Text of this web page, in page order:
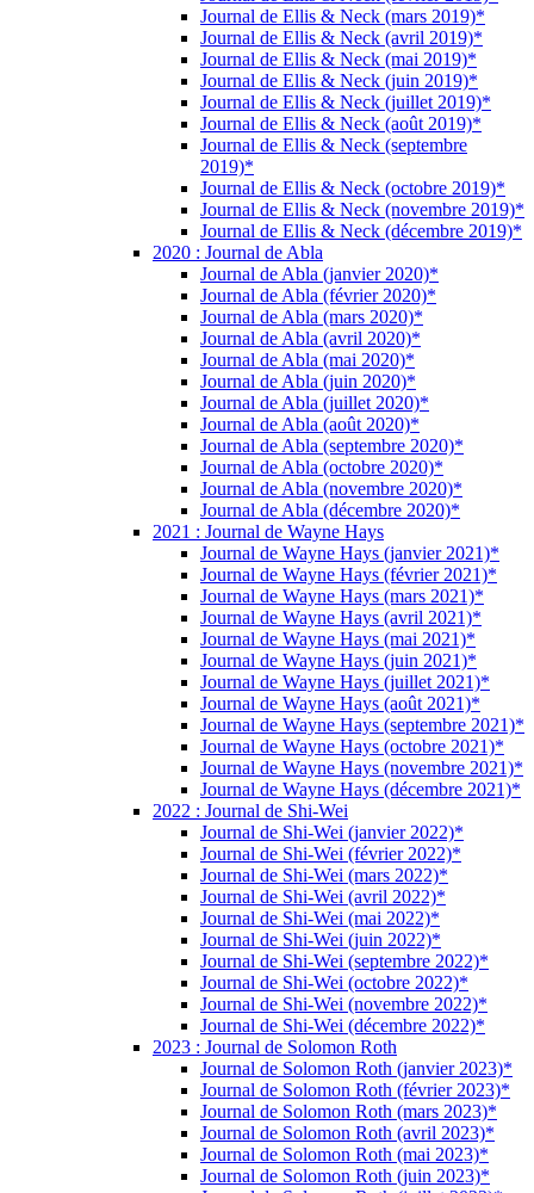
Journal de Ellis & Neck (mars 2019)*
Journal de Ellis & Neck (avril 2019)*
Journal de Ellis & Neck (mai 2019)*
Journal de Ellis & Neck (juin 2019)*
Journal de Ellis & Neck (juillet 2019)*
Journal de Ellis & Neck (août 2019)*
Journal de Ellis & Neck (septembre
2019)*
Journal de Ellis & Neck (octobre 2019)*
Journal de Ellis & Neck (novembre 2019)*
Journal de Ellis & Neck (décembre 2019)*
2020 : Journal de Abla
Journal de Abla (janvier 2020)*
Journal de Abla (février 2020)*
Journal de Abla (mars 2020)*
Journal de Abla (avril 2020)*
Journal de Abla (mai 2020)*
Journal de Abla (juin 2020)*
Journal de Abla (juillet 2020)*
Journal de Abla (août 2020)*
Journal de Abla (septembre 2020)*
Journal de Abla (octobre 2020)*
Journal de Abla (novembre 2020)*
Journal de Abla (décembre 2020)*
2021 : Journal de Wayne Hays
Journal de Wayne Hays (janvier 2021)*
Journal de Wayne Hays (février 2021)*
Journal de Wayne Hays (mars 2021)*
Journal de Wayne Hays (avril 2021)*
Journal de Wayne Hays (mai 2021)*
Journal de Wayne Hays (juin 2021)*
Journal de Wayne Hays (juillet 2021)*
Journal de Wayne Hays (août 2021)*
Journal de Wayne Hays (septembre 2021)*
Journal de Wayne Hays (octobre 2021)*
Journal de Wayne Hays (novembre 2021)*
Journal de Wayne Hays (décembre 2021)*
2022 : Journal de Shi-Wei
Journal de Shi-Wei (janvier 2022)*
Journal de Shi-Wei (février 2022)*
Journal de Shi-Wei (mars 2022)*
Journal de Shi-Wei (avril 2022)*
Journal de Shi-Wei (mai 2022)*
Journal de Shi-Wei (juin 2022)*
Journal de Shi-Wei (septembre 2022)*
Journal de Shi-Wei (octobre 2022)*
Journal de Shi-Wei (novembre 2022)*
Journal de Shi-Wei (décembre 2022)*
2023 : Journal de Solomon Roth
Journal de Solomon Roth (janvier 2023)*
Journal de Solomon Roth (février 2023)*
Journal de Solomon Roth (mars 2023)*
Journal de Solomon Roth (avril 2023)*
Journal de Solomon Roth (mai 2023)*
Journal de Solomon Roth (juin 2023)*